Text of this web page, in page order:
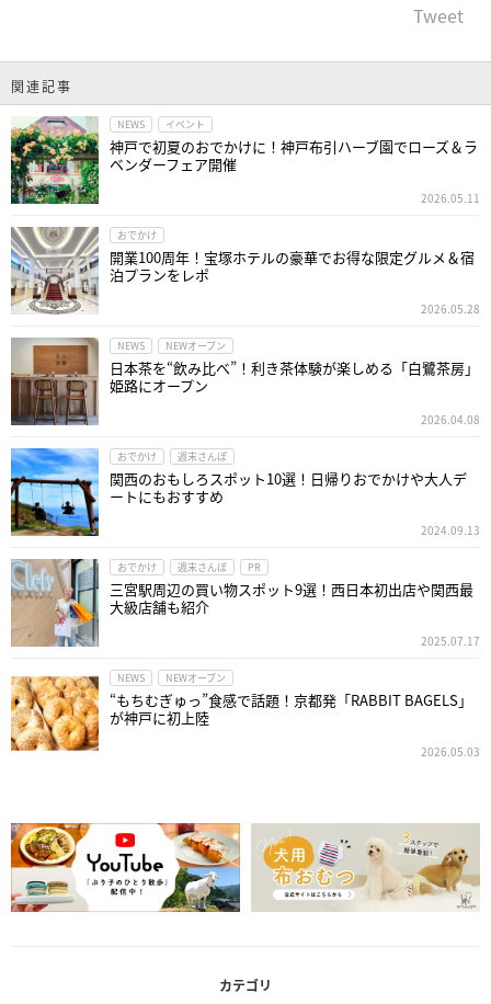
Tweet
関連記事
NEWS イベント
神戸で初夏のおでかけに！神戸布引ハーブ園でローズ＆ラ
ベンダーフェア開催
2026.05.11
おでかけ
開業100周年！宝塚ホテルの豪華でお得な限定グルメ＆宿
泊プランをレポ
2026.05.28
NEWS NEWオープン
日本茶を“飲み比べ”！利き茶体験が楽しめる「白鷺茶房」
姫路にオープン
2026.04.08
おでかけ 週末さんぽ
関西のおもしろスポット10選！日帰りおでかけや大人デ
ートにもおすすめ
2024.09.13
おでかけ 週末さんぽ PR
三宮駅周辺の買い物スポット9選！西日本初出店や関西最
大級店舗も紹介
2025.07.17
NEWS NEWオープン
“もちむぎゅっ”食感で話題！京都発「RABBIT BAGELS」
が神戸に初上陸
2026.05.03
カテゴリ